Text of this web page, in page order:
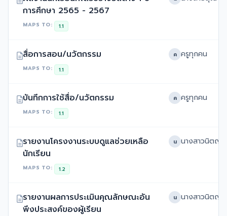
การศึกษา 2565 - 2567
MAPS TO: 1.1
สื่อการสอน/นวัตกรรม
MAPS TO: 1.1
ค ครูทุกคน
บันทึกการใช้สื่อ/นวัตกรรม
MAPS TO: 1.1
ค ครูทุกคน
รายงานโครงงานระบบดูแลช่วยเหลือ
นักเรียน
MAPS TO: 1.2
น
รายงานผลการประเมินคุณลักษณะอัน
พึงประสงค์ของผู้เรียน
น